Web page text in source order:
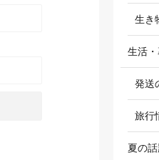
生き
生活
発送
旅行
夏の